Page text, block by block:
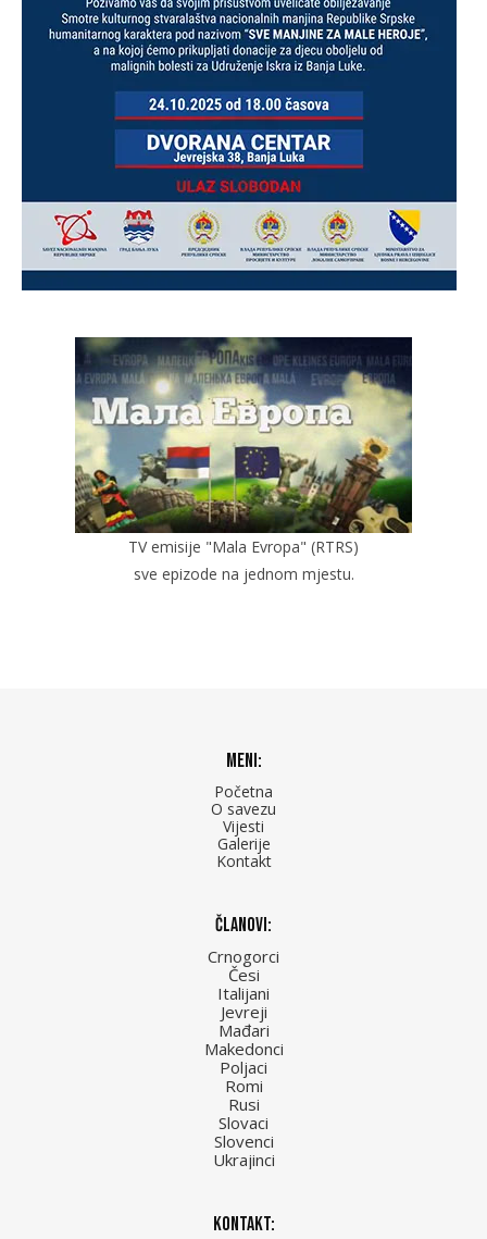
TV emisije "Mala Evropa" (RTRS)
sve epizode na jednom mjestu.
Meni:
Početna
O savezu
Vijesti
Galerije
Kontakt
Članovi:
Crnogorci
Česi
Italijani
Jevreji
Mađari
Makedonci
Poljaci
Romi
Rusi
Slovaci
Slovenci
Ukrajinci
Kontakt: